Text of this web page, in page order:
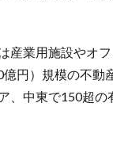
産業用施設やオ
円）規模の不
、中東で150超